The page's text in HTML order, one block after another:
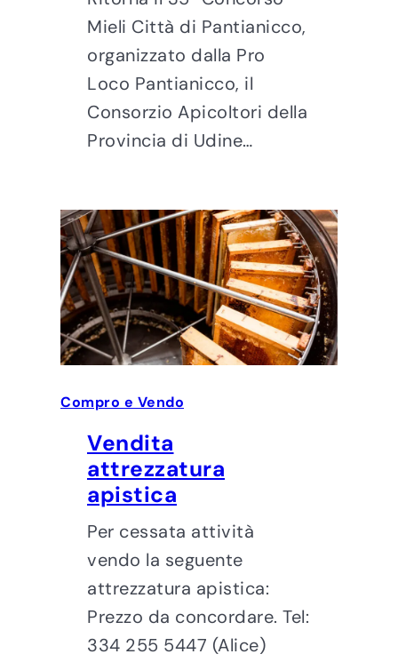
Mieli Città di Pantianicco,
organizzato dalla Pro
Loco Pantianicco, il
Consorzio Apicoltori della
Provincia di Udine…
Compro e Vendo
Vendita
attrezzatura
apistica
Per cessata attività
vendo la seguente
attrezzatura apistica:
Prezzo da concordare. Tel:
334 255 5447 (Alice)